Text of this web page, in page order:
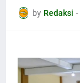
by Redaksi -